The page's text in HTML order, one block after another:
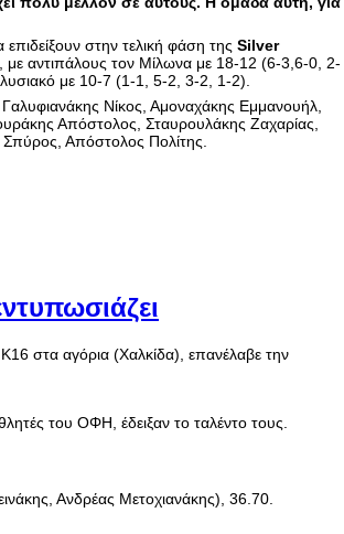
στην τελική φάση της Silver
με αντιπάλους τον Μίλωνα με 18-12 (6-3,6-0, 2-
με 10-7 (1-1, 5-2, 3-2, 1-2).
Νίκος, Αμοναχάκης Εμμανουήλ,
Απόστολος, Σταυρουλάκης Ζαχαρίας,
Απόστολος Πολίτης.
στα αγόρια (Χαλκίδα), επανέλαβε την
του ΟΦΗ, έδειξαν το ταλέντο τους.
Ανδρέας Μετοχιανάκης), 36.70.